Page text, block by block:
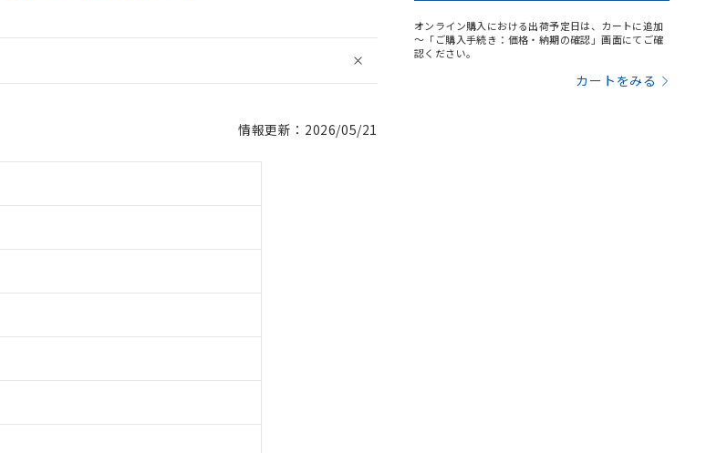
情報更新：2026/05/21
オンライン購入における出荷予定日は、カートに追加
～「ご購入手続き：価格・納期の確認」画面にてご確
認ください。
カートをみる